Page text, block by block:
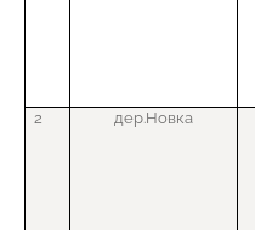
2 дер.Новка